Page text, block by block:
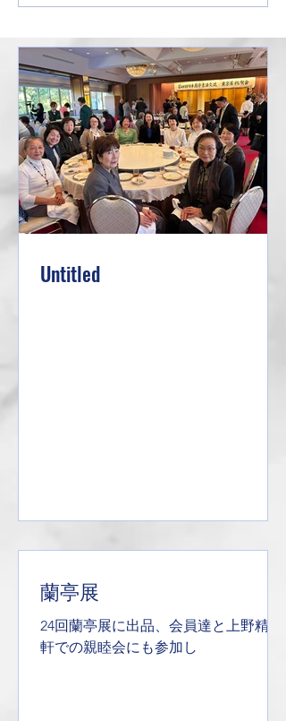
Untitled
蘭亭展
24回蘭亭展に出品、会員達と上野精養
軒での親睦会にも参加し